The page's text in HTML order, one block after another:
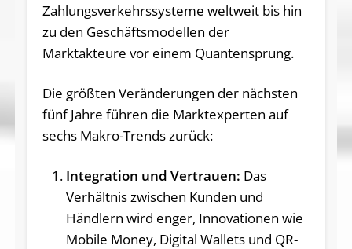
Zahlungsverkehrssysteme weltweit bis hin
zu den Geschäftsmodellen der
Marktakteure vor einem Quantensprung.
Die größten Veränderungen der nächsten
fünf Jahre führen die Marktexperten auf
sechs Makro-Trends zurück:
Integration und Vertrauen: Das
Verhältnis zwischen Kunden und
Händlern wird enger, Innovationen wie
Mobile Money, Digital Wallets und QR-